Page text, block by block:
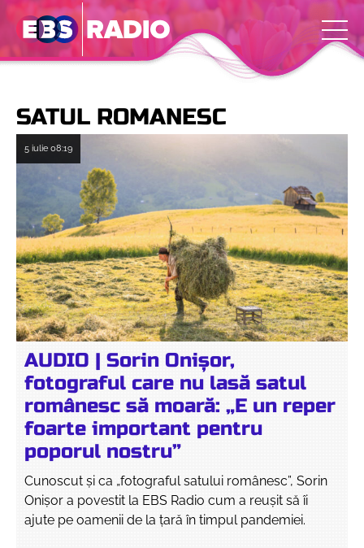
SATUL ROMANESC
5 iulie 08:19
AUDIO | Sorin Onișor,
fotograful care nu lasă satul
românesc să moară: „E un reper
foarte important pentru
poporul nostru”
Cunoscut și ca „fotograful satului românesc”, Sorin
Onișor a povestit la EBS Radio cum a reușit să îi
ajute pe oamenii de la țară în timpul pandemiei.